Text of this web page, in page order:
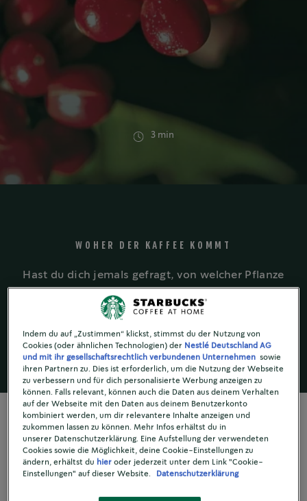
3 min
WOHER DER KAFFEE KOMMT
Hast du dich jemals gefragt, von welcher Pflanze
Kaffee stammt? Kaffeebohnen sind die rohen
Samen der "Kaffeekirschen" und haben zunächst
eine grüne Farbe.
KAFFEE WÄCHST AN BÄUMEN
Wie entstehen
Indem du auf „Zustimmen“ klickst, stimmst du der Nutzung von
Cookies (oder ähnlichen Technologien) der Nestlé Deutschland AG
und mit ihr gesellschaftsrechtlich verbundenen Unternehmen sowie
ihren Partnern zu. Dies ist erforderlich, um die Nutzung der Webseite
zu verbessern und für dich personalisierte Werbung anzeigen zu
können. Falls relevant, können auch die Daten aus deinem Verhalten
auf der Webseite mit den Daten aus deinem Benutzerkonto
kombiniert werden, um dir relevantere Inhalte anzeigen und
zukommen lassen zu können. Mehr Infos erhältst du in
unserer Datenschutzerklärung. Eine Aufstellung der verwendeten
Cookies sowie die Möglichkeit, deine Cookie-Einstellungen zu
ändern, erhältst du hier oder jederzeit unter dem Link "Cookie-
Einstellungen" auf dieser Website.
Datenschutzerklärung